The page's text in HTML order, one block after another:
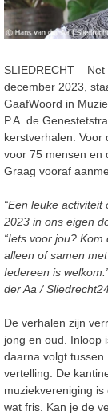
SLIEDRECHT –
december 2023,
GaafWoord in
P.A. de
kerstverhalen. Voor
voor 75 mensen en
Graag vooraf
“Een leuke
2023 in ons eigen
“Iets voor jou?
alleen of samen
Iedereen is
der Aa /
De verhalen zijn
jong en oud. Inloop
daarna volgt
vertelling. De
muziekvereniging
wat fris. Kan je de